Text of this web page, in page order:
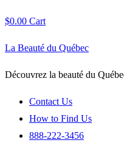
$0.00 Cart
La Beauté du Québec
Découvrez la beauté du
Contact Us
How to Find Us
888-222-3456